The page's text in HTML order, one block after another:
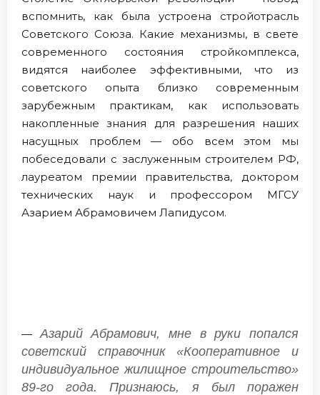
вспомнить, как была устроена стройотрасль
Советского Союза. Какие механизмы, в свете
современного состояния стройкомплекса,
видятся наиболее эффективными, что из
советского опыта близко современным
зарубежным практикам, как использовать
накопленные знания для разрешения наших
насущных проблем — обо всем этом мы
побеседовали с заслуженным строителем РФ,
лауреатом премии правительства, доктором
технических наук и профессором МГСУ
Азарием Абрамовичем Лапидусом.
— Азарий Абрамович, мне в руки попался
советский справочник «Кооперативное и
индивидуальное жилищное строительство»
89-го года. Признаюсь, я был поражен